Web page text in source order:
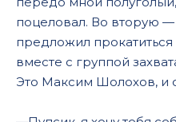
поцеловал. Во вторую
предложил
вместе с группой
Это Максим Шолохов, и